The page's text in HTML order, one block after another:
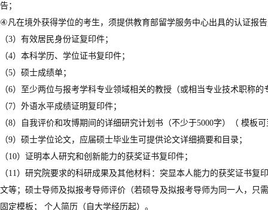
告；
④凡在境外获得学位的考生，须提供教育部留学服务中心出具的认证报
（3）有效居民身份证复印件；
（4）本科学历、学位证书复印件；
（5）硕士成绩单；
（6）至少两位与报考学科专业领域相关的教授（或相当专业技术职称的
（7）外语水平成绩证明复印件；
（8）自我评价和攻博期间的详细研究计划书（不少于5000字）（ 模板
（9）硕士学位论文，应届硕士毕业生可提供论文详细摘要和目录；
（10）证明本人研究和创新能力的获奖证书复印件；
（11）研究院要求的科研成果及其他材料：突显本人能力的获奖证书复
文等；硕士导师及拟报考导师评价（若硕导及拟报考导师为同一人，只
固定模板；
个人简历（自大学经历起）。